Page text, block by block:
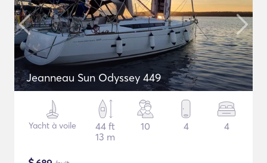
Jeanneau Sun Odyssey 449
Yacht à voile
44 ft
13 m
10 4 4